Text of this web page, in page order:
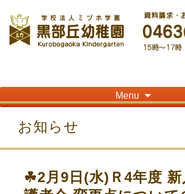
神奈川県平塚市の「学校法人ミヅホ学園黒部丘幼稚園」
な住宅街にある静かな環境で幼児教育を行
Menu
to
content
お知らせ
☘2月9日(水)Ｒ4年度 新